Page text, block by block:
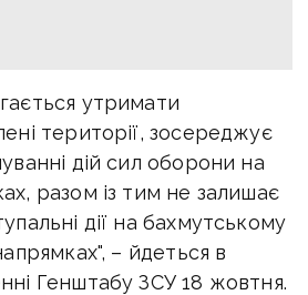
утримати
території, зосереджує
дій сил оборони на
разом із тим не залишає
дії на бахмутському
– йдеться в
Генштабу ЗСУ 18 жовтня.